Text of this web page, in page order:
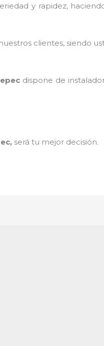
y rapidez,
clientes, siendo
dispone de
, será tu mejor decisión.